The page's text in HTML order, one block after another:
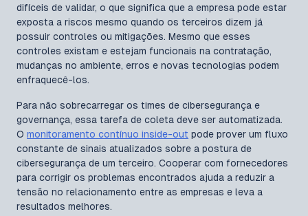
difíceis de validar, o que significa que a empresa pode estar
exposta a riscos mesmo quando os terceiros dizem já
possuir controles ou mitigações. Mesmo que esses
controles existam e estejam funcionais na contratação,
mudanças no ambiente, erros e novas tecnologias podem
enfraquecê-los.
Para não sobrecarregar os times de cibersegurança e
governança, essa tarefa de coleta deve ser automatizada.
Omonitoramento contínuo inside-out pode prover um fluxo
constante de sinais atualizados sobre a postura de
cibersegurança de um terceiro. Cooperar com fornecedores
para corrigir os problemas encontrados ajuda a reduzir a
tensão no relacionamento entre as empresas e leva a
resultados melhores.